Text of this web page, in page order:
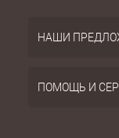
НАШИ
ПОМОЩЬ И